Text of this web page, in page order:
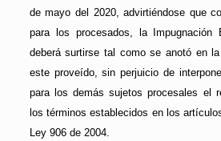
de mayo del 2020, advirtiéndose que
para los procesados, la Impugnación
deberá surtirse tal como se anotó en
este proveído, sin perjuicio de
para los demás sujetos procesales el
los términos establecidos en los
Ley 906 de 2004.